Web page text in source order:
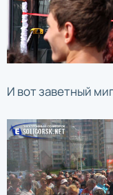
И вот заветный